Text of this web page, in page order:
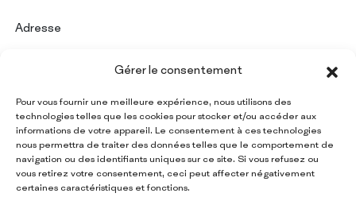
Gérer le consentement
Pour vous fournir une meilleure expérience, nous utilisons des
technologies telles que les cookies pour stocker et/ou accéder aux
informations de votre appareil. Le consentement à ces technologies
nous permettra de traiter des données telles que le comportement de
navigation ou des identifiants uniques sur ce site. Si vous refusez ou
vous retirez votre consentement, ceci peut affecter négativement
certaines caractéristiques et fonctions.
Adresse
Numéro de TVA : IT 09997420154
Restez informé de toutes
les actualités Papermon